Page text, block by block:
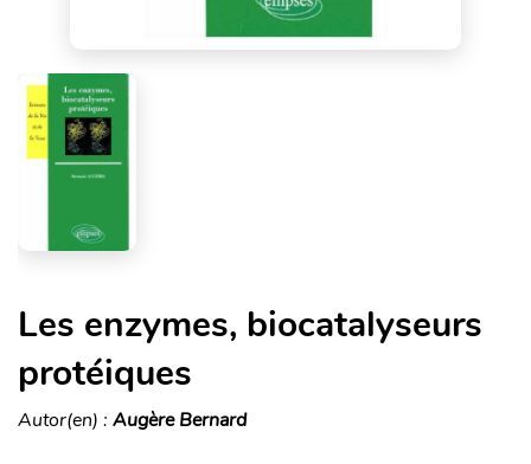
Les enzymes, biocatalyseurs
protéiques
Autor(en) : Augère Bernard